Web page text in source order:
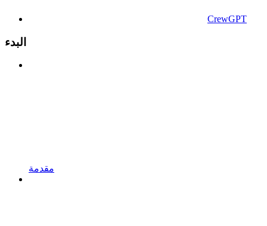
CrewGPT
البدء
مقدمة